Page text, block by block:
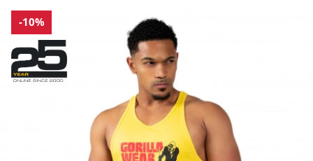
-10%
Produktbilder Classic Tank Top, yellow